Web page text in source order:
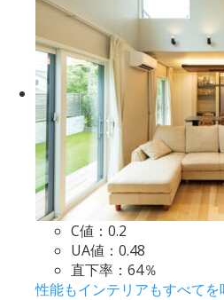
C値： 0.2
UA値： 0.48
直下率： 64％
性能もインテリアもすべて